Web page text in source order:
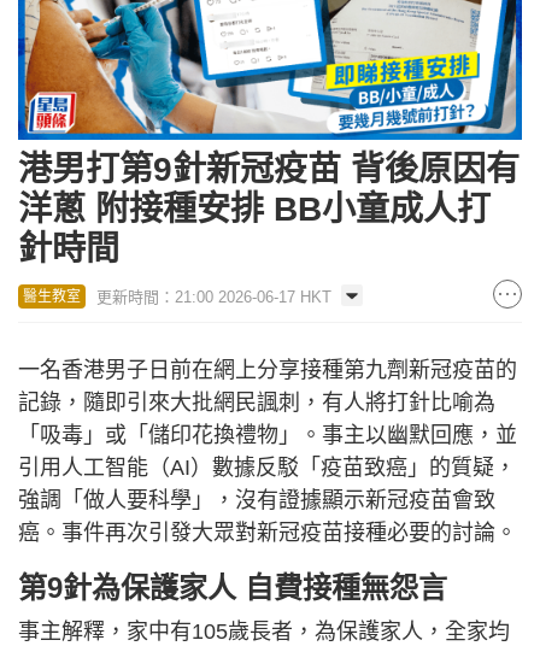
港男打第9針新冠疫苗 背後原因有
洋蔥 附接種安排 BB小童成人打
針時間
醫生教室 更新時間：21:00 2026-06-17 HKT
一名香港男子日前在網上分享接種第九劑新冠疫苗的
記錄，隨即引來大批網民諷刺，有人將打針比喻為
「吸毒」或「儲印花換禮物」。事主以幽默回應，並
引用人工智能（AI）數據反駁「疫苗致癌」的質疑，
強調「做人要科學」，沒有證據顯示新冠疫苗會致
癌。事件再次引發大眾對新冠疫苗接種必要的討論。
第9針為保護家人 自費接種無怨言
事主解釋，家中有105歲長者，為保護家人，全家均